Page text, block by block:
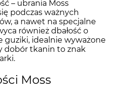
– ubrania Moss
podczas ważnych
a nawet na specjalne
również dbałość o
guziki, idealnie wyważone
dobór tkanin to znak
Moss